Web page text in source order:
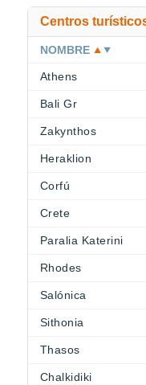
Centros
NOMBRE
Athens
Bali Gr
Zakynthos
Heraklion
Corfú
Crete
Paralia Katerini
Rhodes
Salónica
Sithonia
Thasos
Chalkidiki